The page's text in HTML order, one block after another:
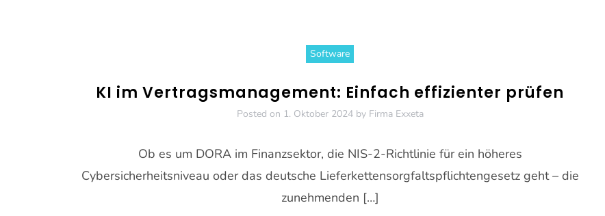
Software
KI im Vertragsmanagement: Einfach effizienter prüfen
Posted on 1. Oktober 2024by Firma Exxeta
Ob es um DORA im Finanzsektor, die NIS-2-Richtlinie für ein höheres
Cybersicherheitsniveau oder das deutsche Lieferkettensorgfaltspflichtengesetz geht – die
zunehmenden […]